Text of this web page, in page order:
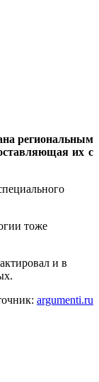
региональным
их с
тоже
и в
argumenti.ru